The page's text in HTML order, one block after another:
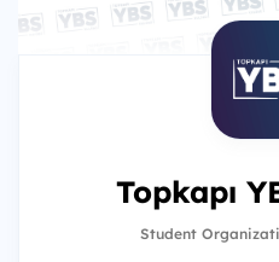
Topkapı
Student